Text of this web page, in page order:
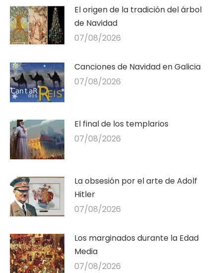
El origen de la tradición del árbol
de Navidad
07/08/2026
Canciones de Navidad en Galicia
07/08/2026
El final de los templarios
07/08/2026
La obsesión por el arte de Adolf
Hitler
07/08/2026
Los marginados durante la Edad
Media
07/08/2026